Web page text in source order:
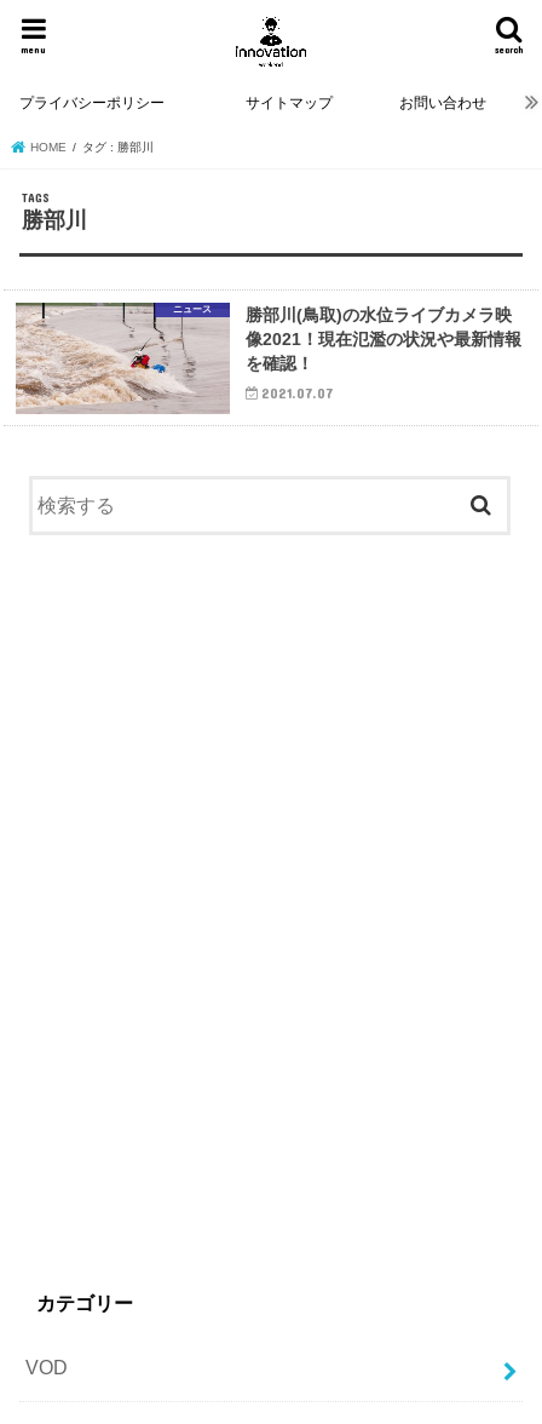
search
menu
プライバシーポリシー サイトマップ お問い合わせ
HOME タグ : 勝部川
勝部川
ニュース
勝部川(鳥取)の水位ライブカメラ映
像2021！現在氾濫の状況や最新情報
を確認！
2021.07.07
カテゴリー
VOD